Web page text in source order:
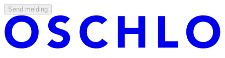
Send melding